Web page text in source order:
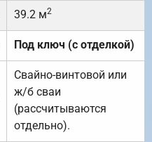
39.2 м2
Под ключ (с отделкой)
Свайно-винтовой или
ж/б сваи
(рассчитываются
отдельно).